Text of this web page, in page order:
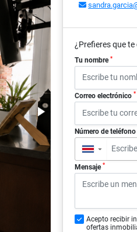
¿Prefieres que
Tu nombre *
Correo electrónico *
Número de teléfono
▼
Mensaje *
Acepto recibir
ofertas